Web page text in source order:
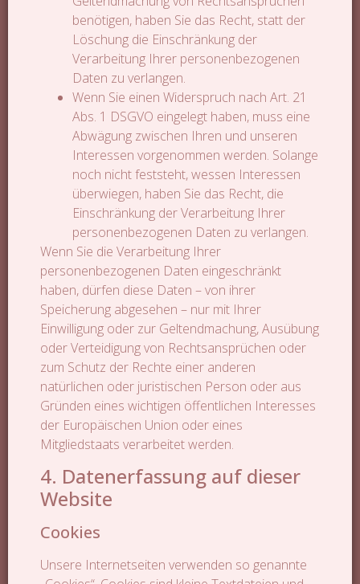
benötigen, haben Sie das Recht, statt der
Löschung die Einschränkung der
Verarbeitung Ihrer personenbezogenen
Daten zu verlangen.
Wenn Sie einen Widerspruch nach Art. 21
Abs. 1 DSGVO eingelegt haben, muss eine
Abwägung zwischen Ihren und unseren
Interessen vorgenommen werden. Solange
noch nicht feststeht, wessen Interessen
überwiegen, haben Sie das Recht, die
Einschränkung der Verarbeitung Ihrer
personenbezogenen Daten zu verlangen.
Wenn Sie die Verarbeitung Ihrer
personenbezogenen Daten eingeschränkt
haben, dürfen diese Daten – von ihrer
Speicherung abgesehen – nur mit Ihrer
Einwilligung oder zur Geltendmachung, Ausübung
oder Verteidigung von Rechtsansprüchen oder
zum Schutz der Rechte einer anderen
natürlichen oder juristischen Person oder aus
Gründen eines wichtigen öffentlichen Interesses
der Europäischen Union oder eines
Mitgliedstaats verarbeitet werden.
4. Datenerfassung auf dieser
Website
Cookies
Unsere Internetseiten verwenden so genannte